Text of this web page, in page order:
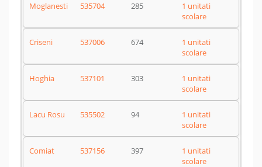
Moglanesti 535704 285
1 unitati
scolare
Criseni 537006 674
1 unitati
scolare
Hoghia 537101 303
1 unitati
scolare
Lacu Rosu 535502 94
1 unitati
scolare
Comiat 537156 397
1 unitati
scolare